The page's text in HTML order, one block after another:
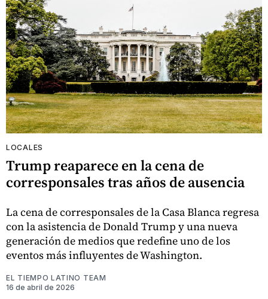
LOCALES
Trump reaparece en la cena de
corresponsales tras años de ausencia
La cena de corresponsales de la Casa Blanca regresa
con la asistencia de Donald Trump y una nueva
generación de medios que redefine uno de los
eventos más influyentes de Washington.
EL TIEMPO LATINO TEAM
16 de abril de 2026